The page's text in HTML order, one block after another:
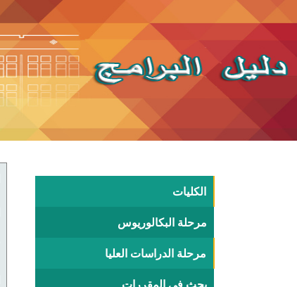
الكليات
مرحلة البكالوريوس
مرحلة الدراسات العليا
بحث فى المقررات